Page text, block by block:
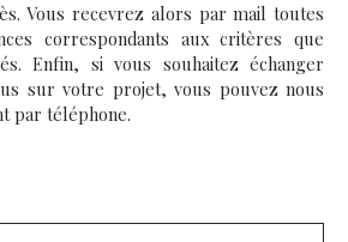
Vous recevrez alors par mail toutes
correspondants aux critères que
Enfin, si vous souhaitez échanger
sur votre projet, vous pouvez nous
par téléphone.